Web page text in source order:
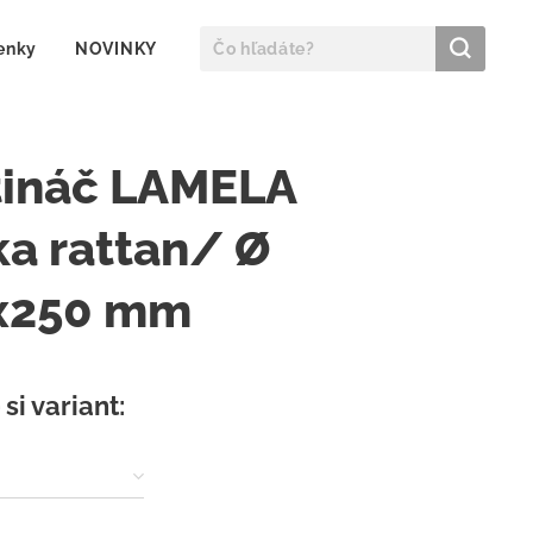
NOVINKY
LAMELA
rattan/ Ø
mm
variant: